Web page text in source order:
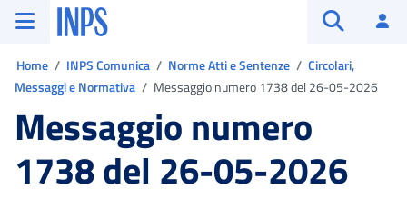
Vai al menu principale
Vai al contenuto principale
Vai al pie' di pagina
INPS ()
Home INPS Comunica Norme Atti e Sentenze
Circolari,
Messaggi e Normativa
Messaggio numero 1738 del 26-05-2026
Messaggio numero
1738 del 26-05-2026